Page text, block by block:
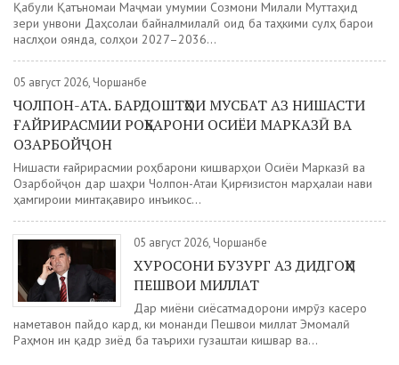
Қабули Қатъномаи Маҷмаи умумии Созмони Милали Муттаҳид
зери унвони Даҳсолаи байналмилалӣ оид ба таҳкими сулҳ барои
наслҳои оянда, солҳои 2027–2036...
05 август 2026, Чоршанбе
ЧОЛПОН-АТА. БАРДОШТҲОИ МУСБАТ АЗ НИШАСТИ
ҒАЙРИРАСМИИ РОҲБАРОНИ ОСИЁИ МАРКАЗӢ ВА
ОЗАРБОЙҶОН
Нишасти ғайрирасмии роҳбарони кишварҳои Осиёи Марказӣ ва
Озарбойҷон дар шаҳри Чолпон-Атаи Қирғизистон марҳалаи нави
ҳамгироии минтақавиро инъикос...
05 август 2026, Чоршанбе
ХУРОСОНИ БУЗУРГ АЗ ДИДГОҲИ
ПЕШВОИ МИЛЛАТ
Дар миёни сиёсатмадорони имрӯз касеро
наметавон пайдо кард, ки монанди Пешвои миллат Эмомалӣ
Раҳмон ин қадр зиёд ба таърихи гузаштаи кишвар ва...